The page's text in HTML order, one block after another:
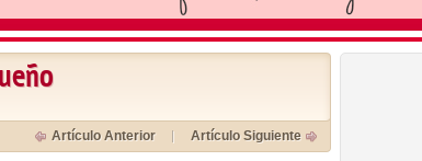
Artículo Anterior Artículo Siguiente